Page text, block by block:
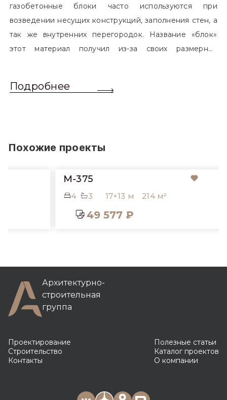
газобетонные блоки часто используются при
возведении несущих конструкций, заполнения стен, а
так же внутренних перегородок. Название «блок»
этот материал получил из-за своих размерных
обычный одинарный кирпич. Размер блоков различен
Подробнее
Похожие проекты
M-375
3 17×13 м 214 м²
49 577 ₽
Архитектурно-
строительная
группа
Проектирование
Строительство
Контакты
Полезные статьи
Каталог проектов
О компании